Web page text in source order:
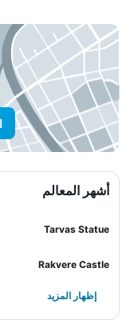
أشهر المعالم
Tarvas Statue
Rakvere Castle
إظهار المزيد